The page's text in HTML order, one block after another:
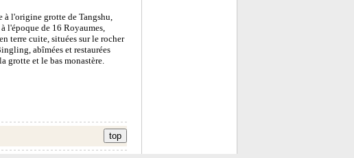
l'origine grotte de Tangshu,
l'époque de 16 Royaumes,
terre cuite, situées sur le rocher
abîmées et restaurées
grotte et le bas monastère.